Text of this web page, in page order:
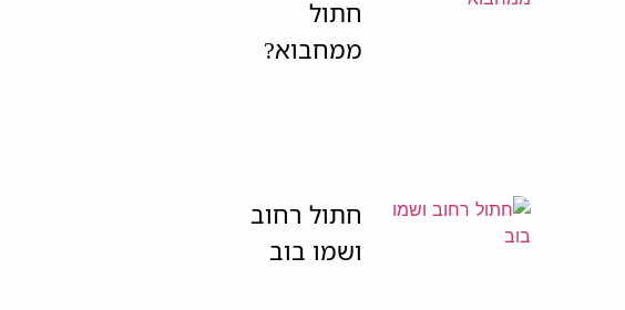
חתול
ממחבוא?
חתול רחוב
ושמו בוב